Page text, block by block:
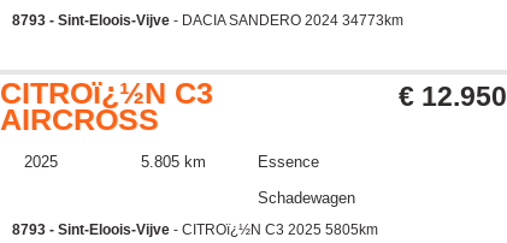
8793 - Sint-Eloois-Vijve - DACIA SANDERO 2024 34773km
CITROï¿½N C3
AIRCROSS
€ 12.950
2025 5.805 km
Essence
Schadewagen
8793 - Sint-Eloois-Vijve - CITROï¿½N C3 2025 5805km